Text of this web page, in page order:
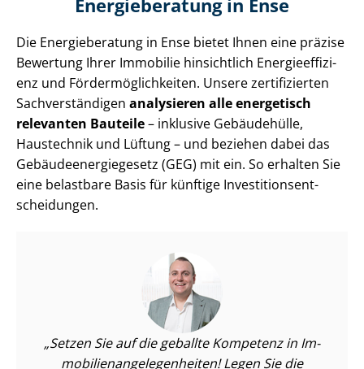
Energieberatung in Ense
Die Energieberatung in Ense bietet Ihnen eine präzise
Bewertung Ihrer Immobilie hinsichtlich En­er­gie­ef­fi­zi­
enz und För­der­mög­lich­kei­ten. Unsere zertifizierten
Sach­ver­stän­di­gen analysieren alle energetisch
relevanten Bauteile– inklusive Gebäudehülle,
Haustechnik und Lüftung – und beziehen dabei das
Ge­bäu­de­en­er­gie­ge­setz (GEG) mit ein. So erhalten Sie
eine belastbare Basis für künftige In­ves­ti­ti­ons­ent­
schei­dun­gen.
Setzen Sie auf die geballte Kompetenz in Im­
mo­bi­li­en­an­ge­le­gen­hei­ten! Legen Sie die